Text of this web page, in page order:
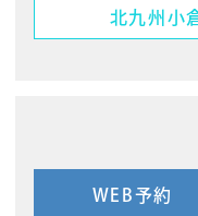
北九州小
WEB予約